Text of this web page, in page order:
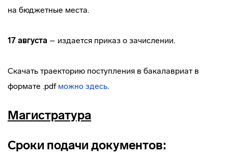
на бюджетные места.
17 августа – издается приказ о зачислении.
Скачать траекторию поступления в бакалавриат в
формате .pdf можно здесь.
Магистратура
Сроки подачи документов: